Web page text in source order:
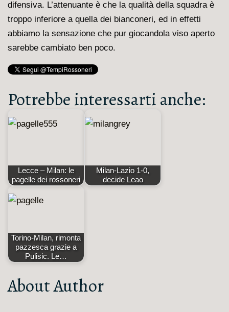
difensiva. L’attenuante è che la qualità della squadra è
troppo inferiore a quella dei bianconeri, ed in effetti
abbiamo la sensazione che pur giocandola viso aperto
sarebbe cambiato ben poco.
Potrebbe interessarti anche:
Lecce – Milan: le
pagelle dei rossoneri
Milan-Lazio 1-0,
decide Leao
Torino-Milan, rimonta
pazzesca grazie a
Pulisic. Le…
About Author